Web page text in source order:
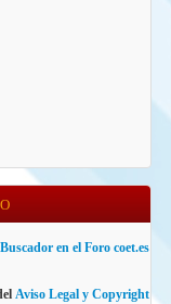
Buscador en el Foro coet.es
Aviso Legal y Copyright